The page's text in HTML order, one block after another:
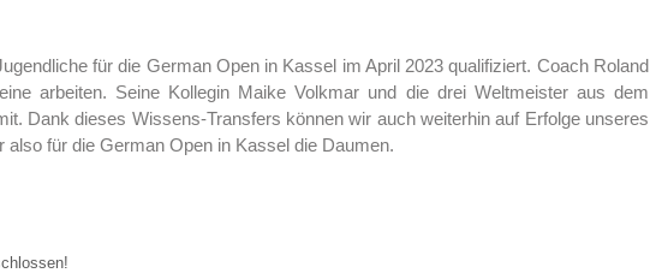
für die German Open in Kassel im April 2023 qualifiziert. Coach Roland
arbeiten. Seine Kollegin Maike Volkmar und die drei Weltmeister aus dem
Dank dieses Wissens-Transfers können wir auch weiterhin auf Erfolge unseres
für die German Open in Kassel die Daumen.